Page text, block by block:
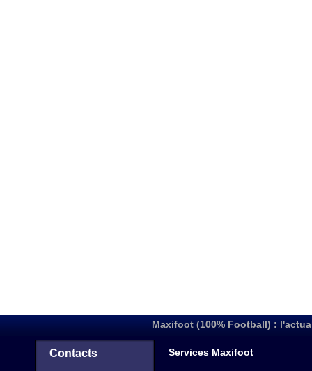
Maxifoot (100% Football) :
Contacts Services Maxifoot